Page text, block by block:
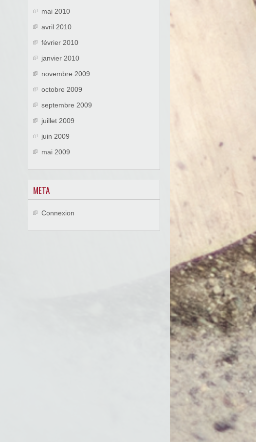
mai 2010
avril 2010
février 2010
janvier 2010
novembre 2009
octobre 2009
septembre 2009
juillet 2009
juin 2009
mai 2009
META
Connexion